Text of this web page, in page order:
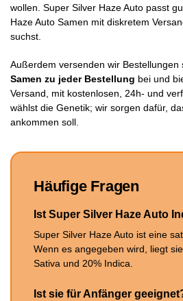
wollen. Super Silver Haze Auto passt
Haze Auto Samen mit diskretem
suchst.
Außerdem versenden wir Bestellungen
Samen zu jeder Bestellung bei und
Versand, mit kostenlosen, 24h- und
wählst die Genetik; wir sorgen dafür,
ankommen soll.
Häufige Fragen
Ist Super Silver Haze Auto
Super Silver Haze Auto ist eine
Wenn es angegeben wird, liegt
Sativa und 20% Indica.
Ist sie für Anfänger